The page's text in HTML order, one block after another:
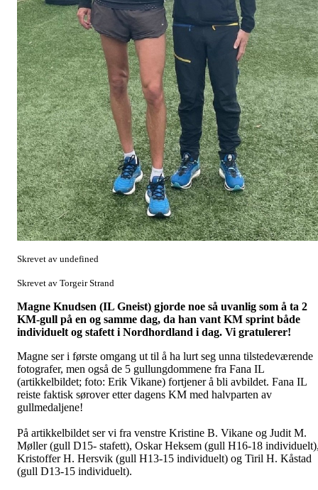
Skrevet av undefined
Skrevet av Torgeir Strand
Magne Knudsen (IL Gneist) gjorde noe så uvanlig som å ta 2
KM-gull på en og samme dag, da han vant KM sprint både
individuelt og stafett i Nordhordland i dag. Vi gratulerer!
Magne ser i første omgang ut til å ha lurt seg unna tilstedeværende
fotografer, men også de 5 gullungdommene fra Fana IL
(artikkelbildet; foto: Erik Vikane) fortjener å bli avbildet. Fana IL
reiste faktisk sørover etter dagens KM med halvparten av
gullmedaljene!
På artikkelbildet ser vi fra venstre Kristine B. Vikane og Judit M.
Møller (gull D15- stafett), Oskar Heksem (gull H16-18
Kristoffer H. Hersvik (gull H13-15 individuelt) og Tiril H. Kåstad
(gull D13-15 individuelt).